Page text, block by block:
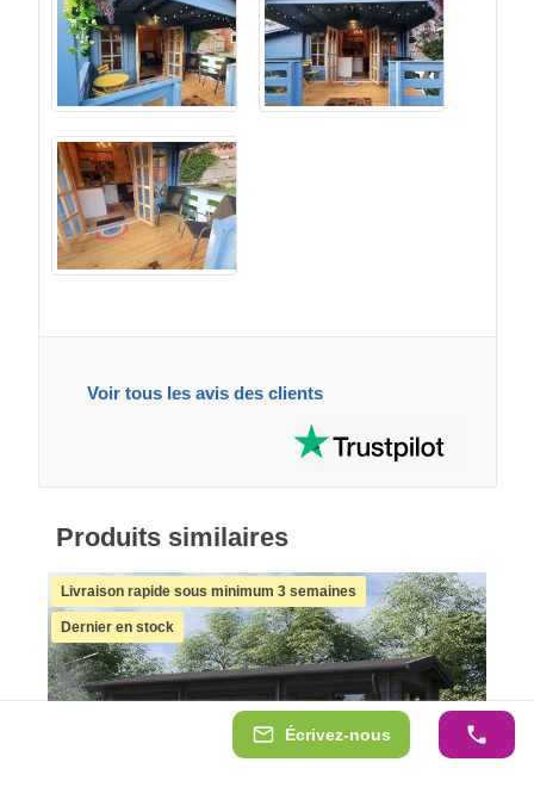
Voir tous les avis des clients
Écrivez-nous
Produits similaires
Livraison rapide sous minimum 3 semaines
Dernier en stock